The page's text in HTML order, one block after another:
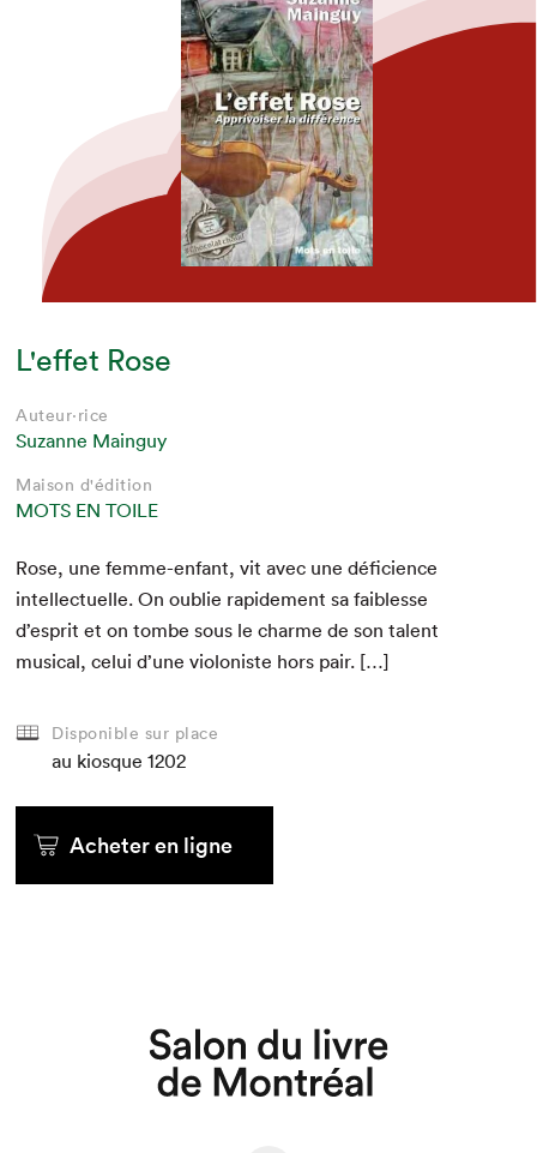
Que cherchez-vous?
L'effet Rose
Auteur·rice
Suzanne Mainguy
Maison d'édition
MOTS EN TOILE
Rose, une femme-enfant, vit avec une défi­cience
intel­lectuelle. On oublie rapi­de­ment sa faib­lesse
d’esprit et on tombe sous le charme de son tal­ent
musi­cal, celui d’une vio­loniste hors pair. […]
Disponible sur place
au kiosque 1202
Acheter en ligne